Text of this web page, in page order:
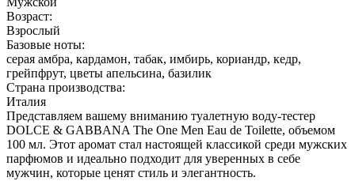
Возраст:
Взрослый
Базовые ноты:
серая амбра, кардамон, табак, имбирь, кориандр, кедр,
грейпфрут, цветы апельсина, базилик
Страна производства:
Италия
Представляем вашему вниманию туалетную воду-тестер
DOLCE & GABBANA The One Men Eau de Toilette, объемом
100 мл. Этот аромат стал настоящей классикой среди мужских
парфюмов и идеально подходит для уверенных в себе
мужчин, которые ценят стиль и элегантность.